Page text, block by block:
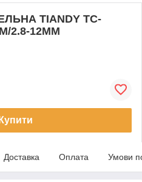
TIANDY TC-
2.8-12MM
Купити
Доставка Оплата Умови